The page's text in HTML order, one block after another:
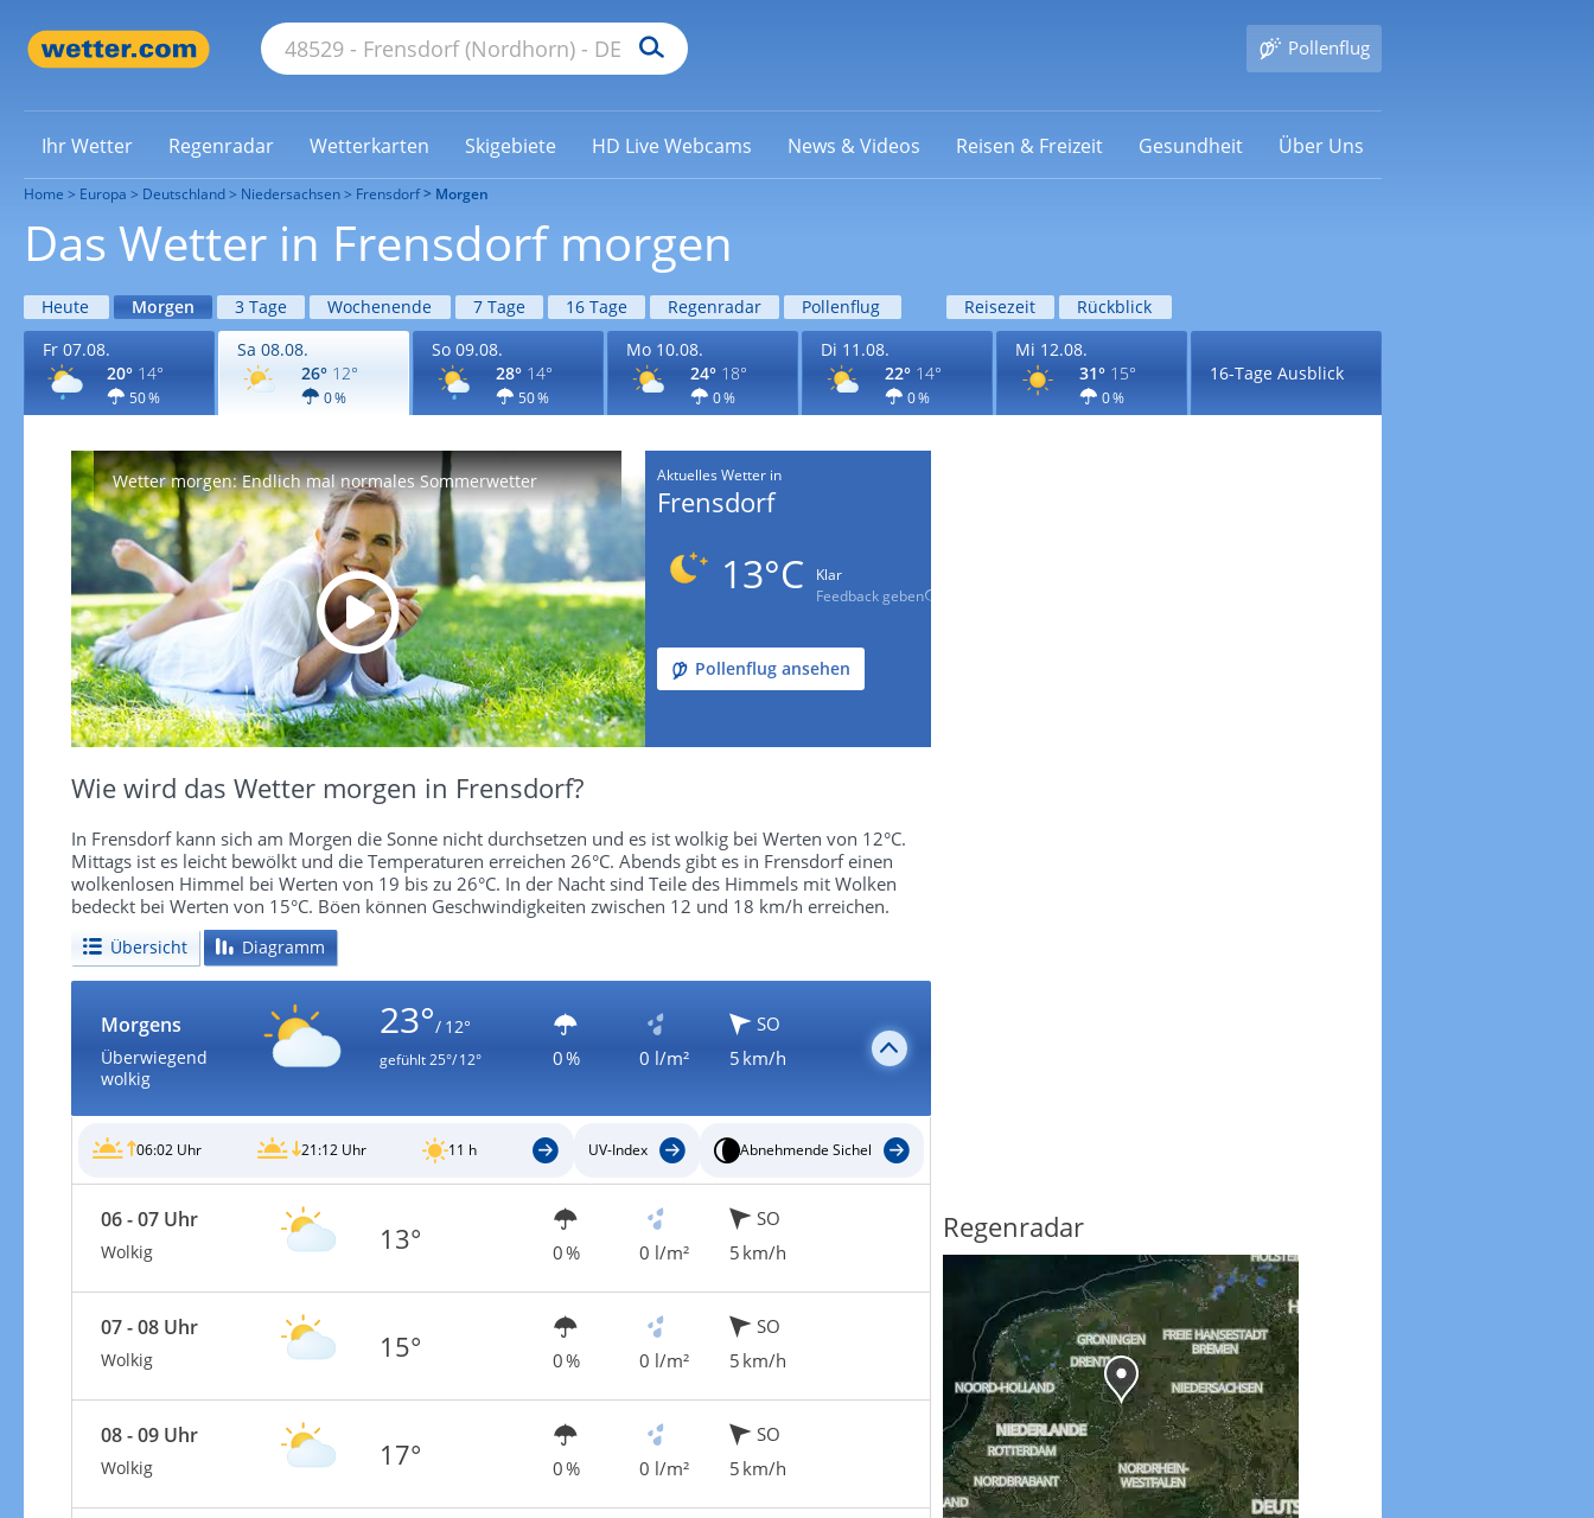
Pollenflug
Ihr Wetter Regenradar Wetterkarten Skigebiete HD Live Webcams News & Videos Reisen & Freizeit Gesundheit Über Uns
Home Europa Deutschland Niedersachsen Frensdorf Morgen
Das Wetter in Frensdorf morgen
Heute Morgen 3 Tage Wochenende 7 Tage 16 Tage Regenradar Pollenflug Reisezeit
Rückblick
Fr 07.08.
20° 14°
50 %
Sa 08.08.
26° 12°
0 %
So 09.08.
28° 14°
50 %
Mo 10.08.
24° 18°
0 %
Di 11.08.
22° 14°
0 %
Mi 12.08.
31° 15°
0 %
16-Tage Ausblick
Wetter morgen: Endlich mal normales Sommerwetter Aktuelles Wetter in
Frensdorf
13°C
Klar
Feedback geben
Pollenflug ansehen
Wie wird das Wetter morgen in Frensdorf?
In Frensdorf kann sich am Morgen die Sonne nicht durchsetzen und es ist wolkig bei Werten von 12°C.
Mittags ist es leicht bewölkt und die Temperaturen erreichen 26°C. Abends gibt es in Frensdorf einen
wolkenlosen Himmel bei Werten von 19 bis zu 26°C. In der Nacht sind Teile des Himmels mit Wolken
bedeckt bei Werten von 15°C. Böen können Geschwindigkeiten zwischen 12 und 18 km/h erreichen.
Übersicht Diagramm
Morgens
Überwiegend
wolkig
23°/ 12°
gefühlt25°/ 12° 0 % 0 l/m²
SO
5 km/h
06:02 Uhr 21:12 Uhr 11 h UV-Index Abnehmende Sichel
06 - 07 Uhr
Wolkig 13° 0 % 0 l/m²
SO
5 km/h
07 - 08 Uhr
Wolkig 15° 0 % 0 l/m²
SO
5 km/h
08 - 09 Uhr
Wolkig 17° 0 % 0 l/m²
SO
5 km/h
Regenradar